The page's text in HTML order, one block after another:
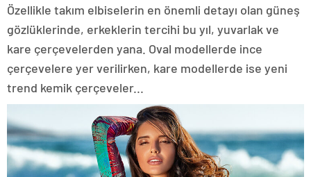
Özellikle takım elbiselerin en önemli detayı olan güneş
gözlüklerinde, erkeklerin tercihi bu yıl, yuvarlak ve
kare çerçevelerden yana. Oval modellerde ince
çerçevelere yer verilirken, kare modellerde ise yeni
trend kemik çerçeveler...